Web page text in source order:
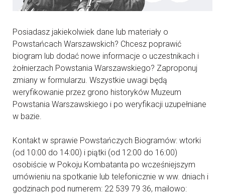
Posiadasz jakiekolwiek dane lub materiały o
Powstańcach Warszawskich? Chcesz poprawić
biogram lub dodać nowe informacje o uczestnikach i
żołnierzach Powstania Warszawskiego? Zaproponuj
zmiany w formularzu. Wszystkie uwagi będą
weryfikowanie przez grono historyków Muzeum
Powstania Warszawskiego i po weryfikacji uzupełniane
w bazie.
Kontakt w sprawie Powstańczych Biogramów: wtorki
(od 10:00 do 14:00) i piątki (od 12:00 do 16:00)
osobiście w Pokoju Kombatanta po wcześniejszym
umówieniu na spotkanie lub telefonicznie w ww. dniach i
godzinach pod numerem: 22 539 79 36, mailowo: